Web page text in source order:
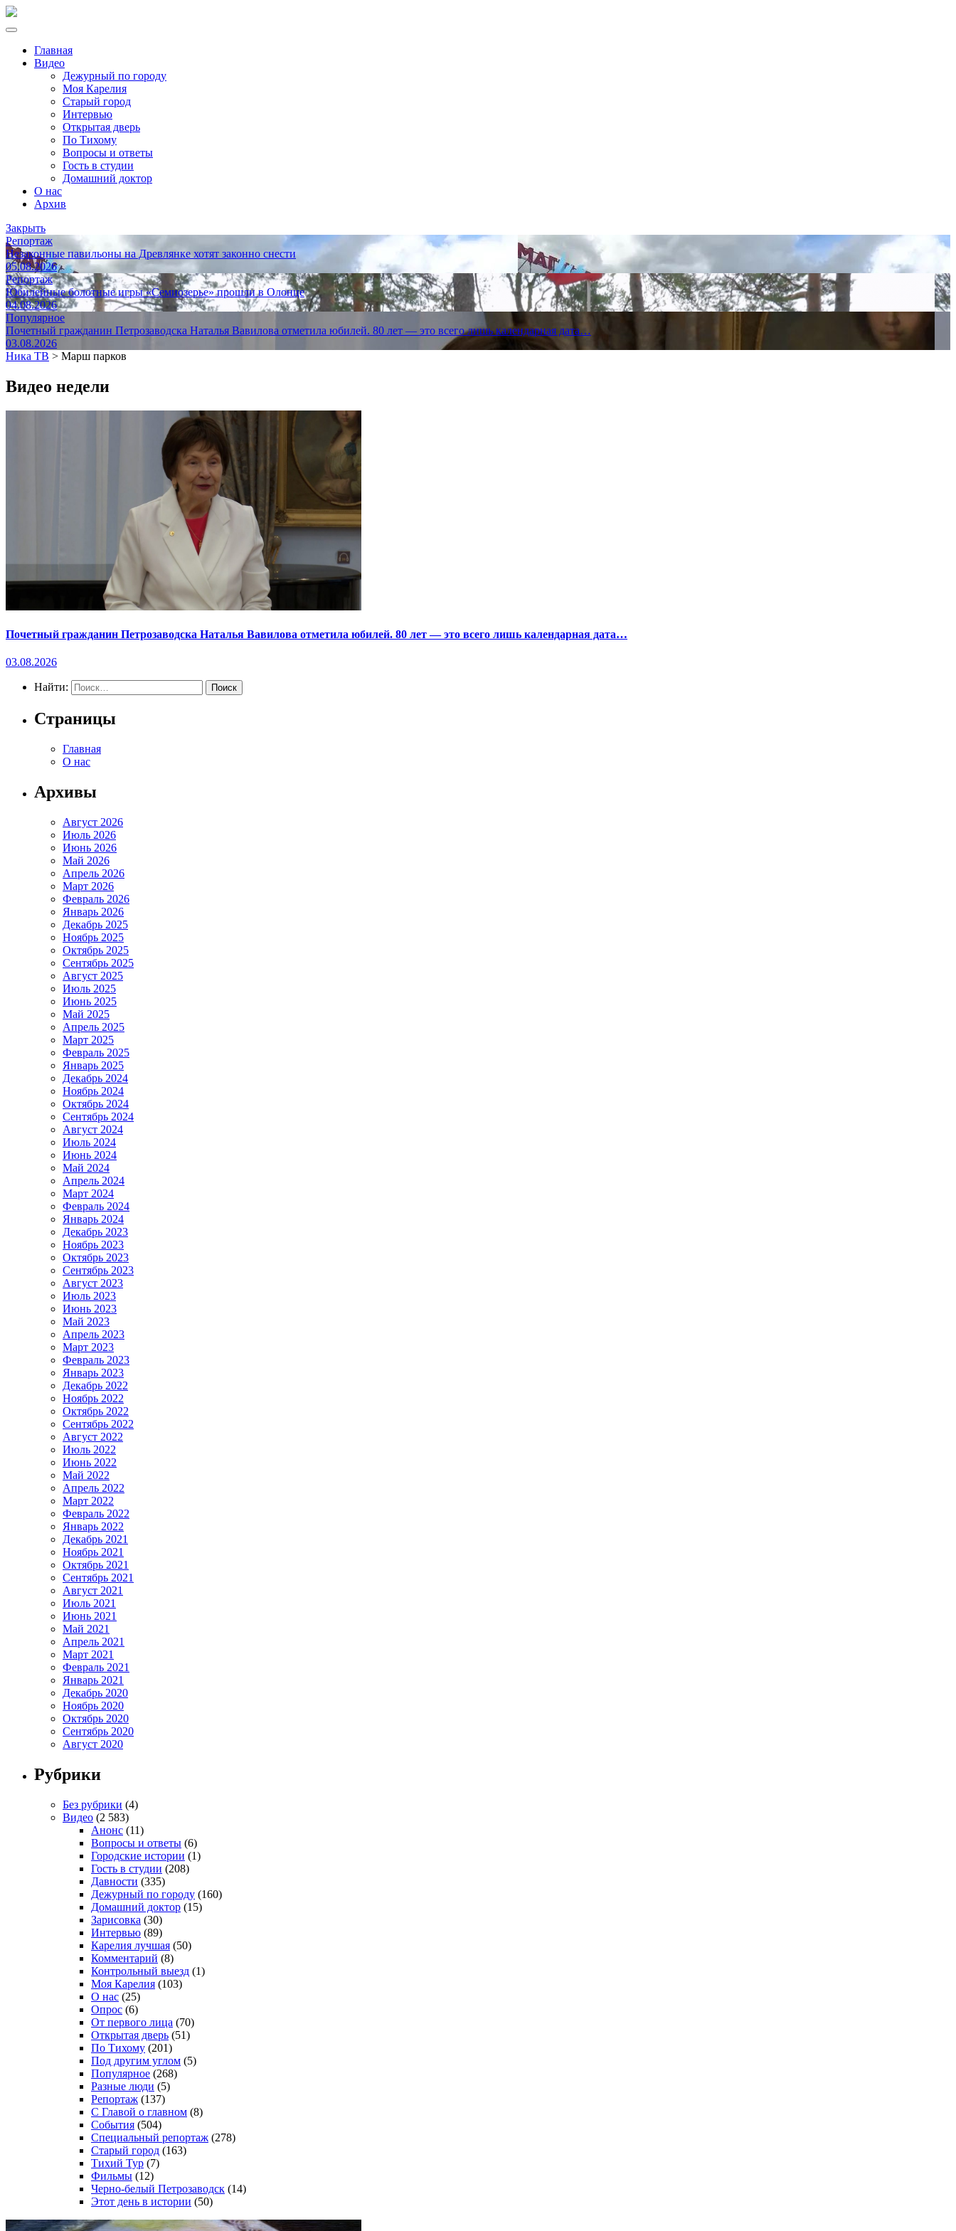
Главная
Видео
Дежурный по городу
Моя Карелия
Старый город
Интервью
Открытая дверь
По Тихому
Вопросы и ответы
Гость в студии
Домашний доктор
О нас
Архив
Закрыть
Репортаж
Незаконные павильоны на Древлянке хотят законно снести
05.08.2026
Репортаж
Юбилейные болотные игры «Семиозерье» прошли в Олонце
04.08.2026
Популярное
Почетный гражданин Петрозаводска Наталья Вавилова отметила юбилей. 80 лет — это всего лишь календарная дата…
03.08.2026
Ника ТВ > Марш парков
Видео недели
Почетный гражданин Петрозаводска Наталья Вавилова отметила юбилей. 80 лет — это всего лишь календарная дата…
03.08.2026
Найти:
Страницы
Главная
О нас
Архивы
Август 2026
Июль 2026
Июнь 2026
Май 2026
Апрель 2026
Март 2026
Февраль 2026
Январь 2026
Декабрь 2025
Ноябрь 2025
Октябрь 2025
Сентябрь 2025
Август 2025
Июль 2025
Июнь 2025
Май 2025
Апрель 2025
Март 2025
Февраль 2025
Январь 2025
Декабрь 2024
Ноябрь 2024
Октябрь 2024
Сентябрь 2024
Август 2024
Июль 2024
Июнь 2024
Май 2024
Апрель 2024
Март 2024
Февраль 2024
Январь 2024
Декабрь 2023
Ноябрь 2023
Октябрь 2023
Сентябрь 2023
Август 2023
Июль 2023
Июнь 2023
Май 2023
Апрель 2023
Март 2023
Февраль 2023
Январь 2023
Декабрь 2022
Ноябрь 2022
Октябрь 2022
Сентябрь 2022
Август 2022
Июль 2022
Июнь 2022
Май 2022
Апрель 2022
Март 2022
Февраль 2022
Январь 2022
Декабрь 2021
Ноябрь 2021
Октябрь 2021
Сентябрь 2021
Август 2021
Июль 2021
Июнь 2021
Май 2021
Апрель 2021
Март 2021
Февраль 2021
Январь 2021
Декабрь 2020
Ноябрь 2020
Октябрь 2020
Сентябрь 2020
Август 2020
Рубрики
Без рубрики (4)
Видео (2 583)
Анонс (11)
Вопросы и ответы (6)
Городские истории (1)
Гость в студии (208)
Давности (335)
Дежурный по городу (160)
Домашний доктор (15)
Зарисовка (30)
Интервью (89)
Карелия лучшая (50)
Комментарий (8)
Контрольный выезд (1)
Моя Карелия (103)
О нас (25)
Опрос (6)
От первого лица (70)
Открытая дверь (51)
По Тихому (201)
Под другим углом (5)
Популярное (268)
Разные люди (5)
Репортаж (137)
С Главой о главном (8)
События (504)
Специальный репортаж (278)
Старый город (163)
Тихий Тур (7)
Фильмы (12)
Черно-белый Петрозаводск (14)
Этот день в истории (50)